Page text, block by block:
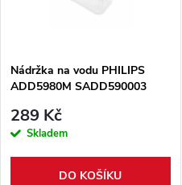
Nádržka na vodu PHILIPS
ADD5980M SADD590003
289 Kč
Skladem
DO KOŠÍKU